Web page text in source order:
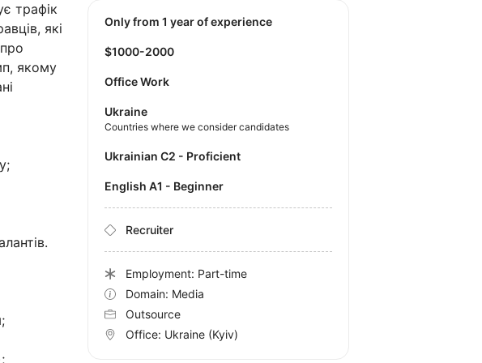
трафік
які
якому
Only from 1 year of experience
$1000-2000
Office Work
Ukraine
Countries where we consider candidates
Ukrainian C2 - Proficient
English A1 - Beginner
Recruiter
Employment: Part-time
Domain: Media
Outsource
Office: Ukraine (Kyiv)